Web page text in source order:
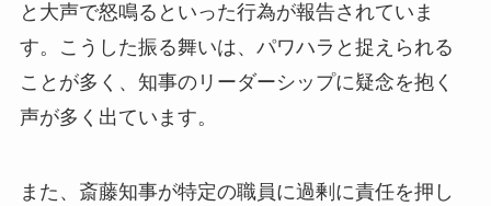
と大声で怒鳴るといった行為が報告されていま
す。こうした振る舞いは、パワハラと捉えられる
ことが多く、知事のリーダーシップに疑念を抱く
声が多く出ています。
また、斎藤知事が特定の職員に過剰に責任を押し